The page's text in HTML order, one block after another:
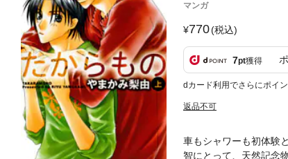
マンガ
770(税込)
7pt獲得
dカード利用でさらにポイ
返品不可
車もシャワーも初体験
智にとって、天然記念